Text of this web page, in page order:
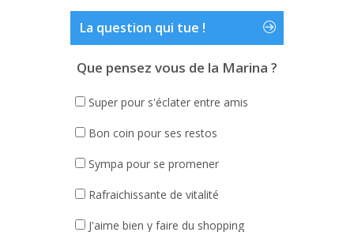
La question qui tue !
Que pensez vous de la Marina ?
Super pour s'éclater entre amis
Bon coin pour ses restos
Sympa pour se promener
Rafraichissante de vitalité
J'aime bien y faire du shopping